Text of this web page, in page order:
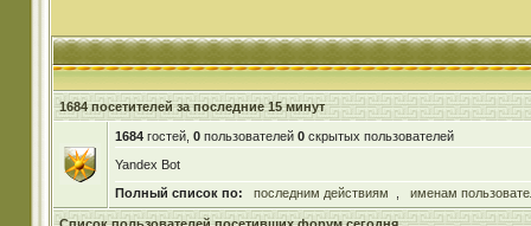
1684 посетителей за последние 15 минут
1684гостей, 0пользователей 0скрытых пользователей
Yandex Bot
Полный список по:
последним действиям именам